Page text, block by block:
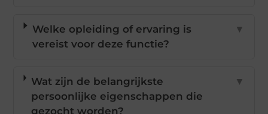
Welke opleiding of ervaring is
vereist voor deze functie?
▼
Wat zijn de belangrijkste
persoonlijke eigenschappen die
gezocht worden?
▼